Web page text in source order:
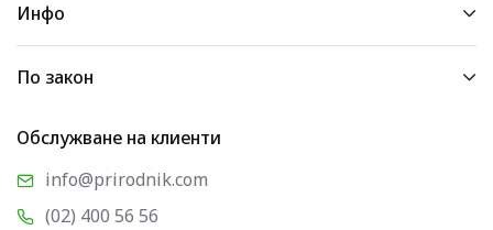
Инфо
По закон
Обслужване на клиенти
info@prirodnik.com
(02) 400 56 56